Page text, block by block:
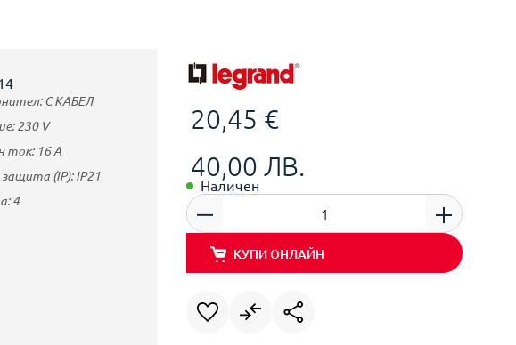
20,45 €
40,00 ЛВ.
Наличен
КУПИ ОНЛАЙН
С КАБЕЛ
230 V
ток: 16A
(IP):IP21
4